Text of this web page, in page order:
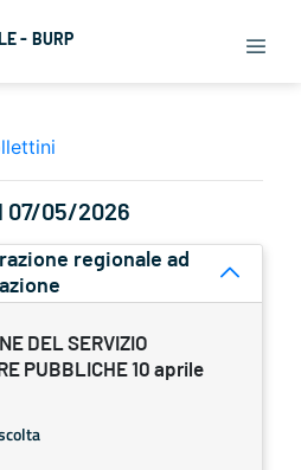
- BURP
07/05/2026
regionale ad
DEL SERVIZIO
PUBBLICHE 10 aprile